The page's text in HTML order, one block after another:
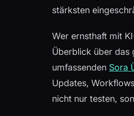
stärksten
Wer ernsthaft mit
Überblick über das
umfassenden Sora
Updates,
nicht nur testen,